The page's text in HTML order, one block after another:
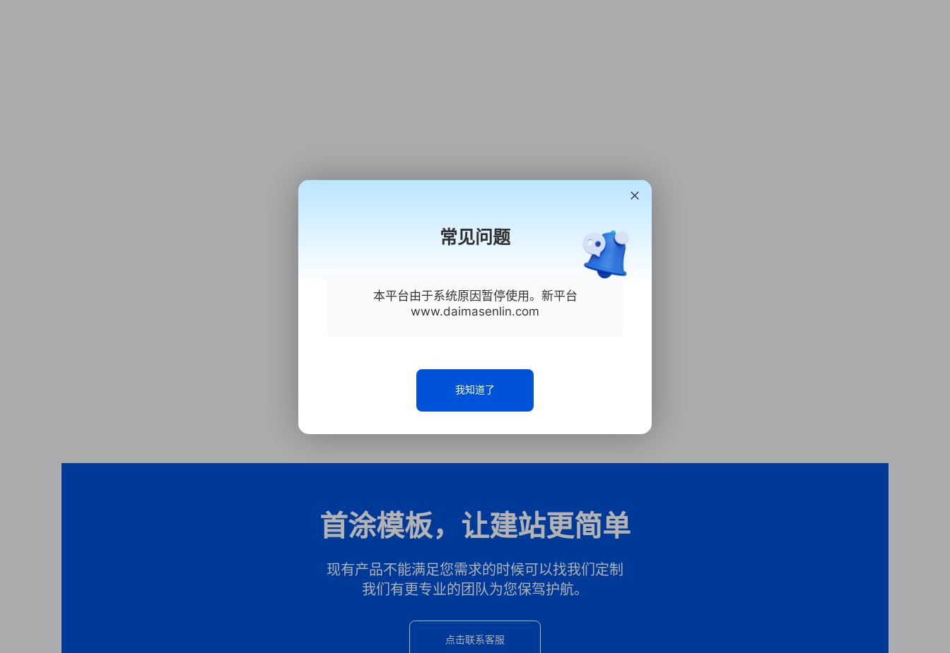
首涂模板，让建站更简单
现有产品不能满足您需求的时候可以找我们定制
我们有更专业的团队为您保驾护航。
点击联系客服
常见问题
本平台由于系统原因暂停使用。新平台
www.daimasenlin.com
我知道了